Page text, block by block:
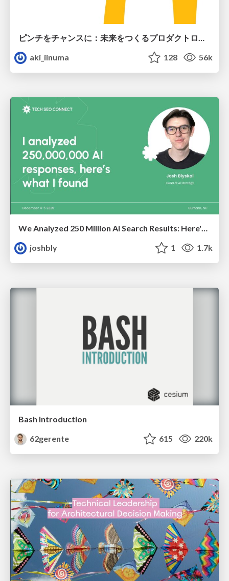
ピンチをチャンスに：未来をつくるプロダクトロードマップ #pmconf2020
aki_iinuma
128 56k
We Analyzed 250 Million AI Search Results: Here's What I Found
joshbly
1 1.7k
Bash Introduction
62gerente
615 220k